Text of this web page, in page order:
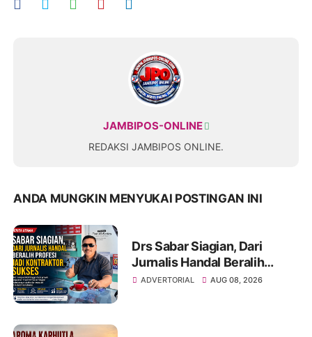
JAMBIPOS-ONLINE
REDAKSI JAMBIPOS ONLINE.
ANDA MUNGKIN MENYUKAI POSTINGAN INI
Drs Sabar Siagian, Dari
Jurnalis Handal Beralih
Profesi Jadi Kontraktor
ADVERTORIAL AUG 08, 2026